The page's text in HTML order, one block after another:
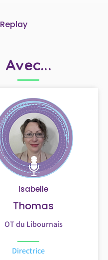
Replay
Avec...
Isabelle
Thomas
OT du Libournais
Directrice